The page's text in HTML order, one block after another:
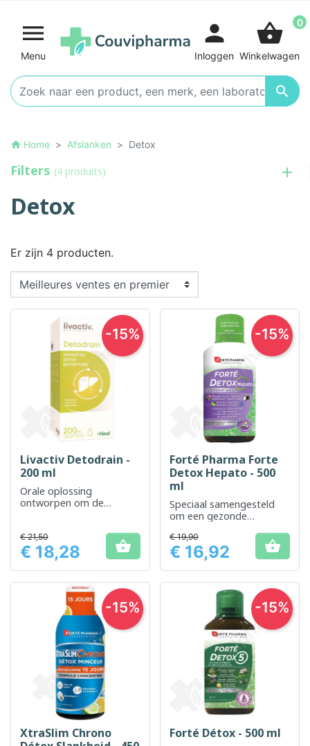

Menu

person
Inloggen
shopping_basket 0
Winkelwagen
home Home Afslanken Detox
Filters (4 produits)
Detox
Er zijn 4 producten.
Livactiv Detodrain -
200 ml
Orale oplossing
ontworpen om de
Prijs
€ 21,50
€ 18,28 
-15%
Forté Pharma Forte
Detox Hepato - 500
ml
Speciaal samengesteld
om een ​​gezonde
behouden
Prijs
€ 19,90
€ 16,92 
-15%
XtraSlim Chrono
-15%
Forté Détox - 500 ml
-15%